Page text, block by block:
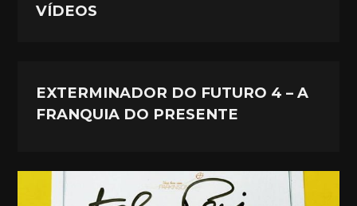
VÍDEOS
EXTERMINADOR DO FUTURO 4 – A
FRANQUIA DO PRESENTE